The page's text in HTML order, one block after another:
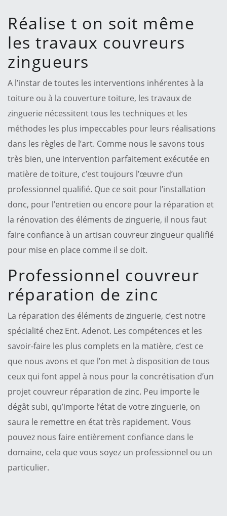
Réalise t on soit même
les travaux couvreurs
zingueurs
A l’instar de toutes les interventions inhérentes à la
toiture ou à la couverture toiture, les travaux de
zinguerie nécessitent tous les techniques et les
méthodes les plus impeccables pour leurs réalisations
dans les règles de l’art. Comme nous le savons tous
très bien, une intervention parfaitement exécutée en
matière de toiture, c’est toujours l’œuvre d’un
professionnel qualifié. Que ce soit pour l’installation
donc, pour l’entretien ou encore pour la réparation et
la rénovation des éléments de zinguerie, il nous faut
faire confiance à un artisan couvreur zingueur qualifié
pour mise en place comme il se doit.
Professionnel couvreur
réparation de zinc
La réparation des éléments de zinguerie, c’est notre
spécialité chez Ent. Adenot. Les compétences et les
savoir-faire les plus complets en la matière, c’est ce
que nous avons et que l’on met à disposition de tous
ceux qui font appel à nous pour la concrétisation d’un
projet couvreur réparation de zinc. Peu importe le
dégât subi, qu’importe l’état de votre zinguerie, on
saura le remettre en état très rapidement. Vous
pouvez nous faire entièrement confiance dans le
domaine, cela que vous soyez un professionnel ou un
particulier.